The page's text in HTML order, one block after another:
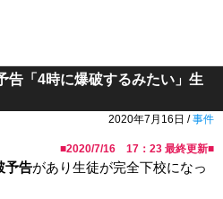
告「4時に爆破するみたい」生
2020年7月16日 /事件
■2020/7/16 17：23 最終更新■
予告があり生徒が完全下校になっ